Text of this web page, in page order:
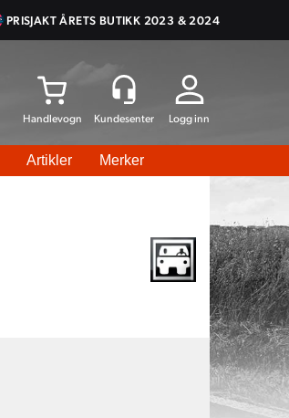
PRISJAKT ÅRETS BUTIKK 2023 & 2024
Logg inn
Artikler Merker